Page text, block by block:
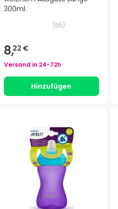
300ml
(65)
8,22 €
Versand in 24-72h
Hinzufügen